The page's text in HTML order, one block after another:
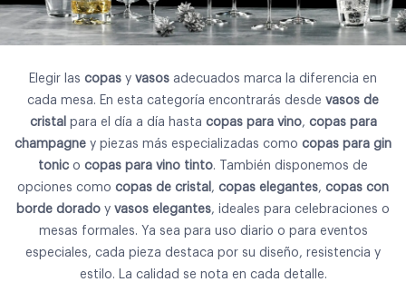
Elegir las copas y vasos adecuados marca la diferencia en
cada mesa. En esta categoría encontrarás desde vasos de
cristal para el día a día hasta copas para vino, copas para
champagne y piezas más especializadas como copas para gin
tonic o copas para vino tinto. También disponemos de
opciones como copas de cristal , copas elegantes, copas con
borde dorado y vasos elegantes, ideales para celebraciones o
mesas formales. Ya sea para uso diario o para eventos
especiales, cada pieza destaca por su diseño, resistencia y
estilo. La calidad se nota en cada detalle.